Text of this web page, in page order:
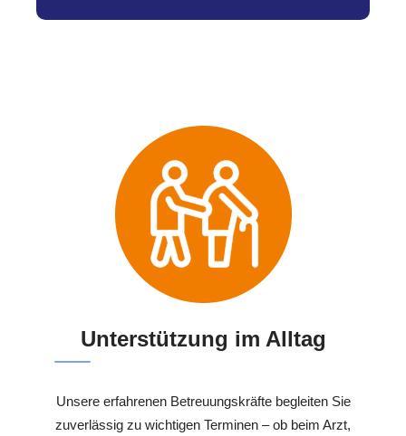
Unterstützung im Alltag
Unsere erfahrenen Betreuungskräfte begleiten Sie
zuverlässig zu wichtigen Terminen – ob beim Arzt,